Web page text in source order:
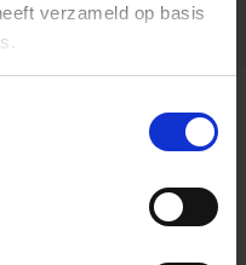
verzameld op basis